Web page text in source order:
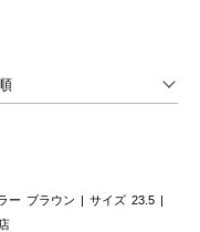
ー ブラウン サイズ 23.5